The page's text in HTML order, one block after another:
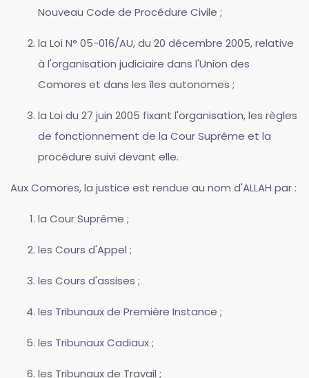
Nouveau Code de Procédure Civile ;
la Loi N° 05-016/AU, du 20 décembre 2005, relative
à l'organisation judiciaire dans l'Union des
Comores et dans les îles autonomes ;
la Loi du 27 juin 2005 fixant l'organisation, les règles
de fonctionnement de la Cour Suprême et la
procédure suivi devant elle.
Aux Comores, la justice est rendue au nom d'ALLAH par :
la Cour Suprême ;
les Cours d'Appel ;
les Cours d'assises ;
les Tribunaux de Première Instance ;
les Tribunaux Cadiaux ;
les Tribunaux de Travail ;